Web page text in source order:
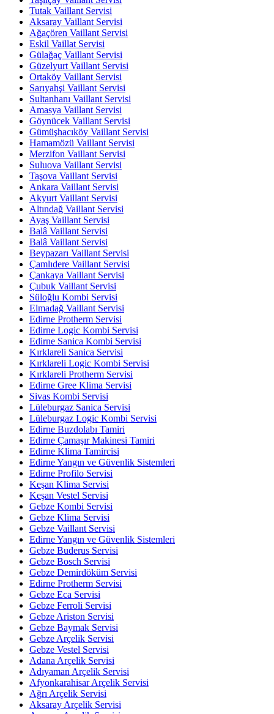
Tutak Vaillant Servisi
Aksaray Vaillant Servisi
Ağaçören Vaillant Servisi
Eskil Vaillat Servisi
Gülağaç Vaillant Servisi
Güzelyurt Vaillant Servisi
Ortaköy Vaillant Servisi
Sarıyahşi Vaillant Servisi
Sultanhanı Vaillant Servisi
Amasya Vaillant Servisi
Göynücek Vaillant Servisi
Gümüşhacıköy Vaillant Servisi
Hamamözü Vaillant Servisi
Merzifon Vaillant Servisi
Suluova Vaillant Servisi
Taşova Vaillant Servisi
Ankara Vaillant Servisi
Akyurt Vaillant Servisi
Altındağ Vaillant Servisi
Ayaş Vaillant Servisi
Balâ Vaillant Servisi
Balâ Vaillant Servisi
Beypazarı Vaillant Servisi
Çamlıdere Vaillant Servisi
Çankaya Vaillant Servisi
Çubuk Vaillant Servisi
Süloğlu Kombi Servisi
Elmadağ Vaillant Servisi
Edirne Protherm Servisi
Edirne Logic Kombi Servisi
Edirne Sanica Kombi Servisi
Kırklareli Sanica Servisi
Kırklareli Logic Kombi Servisi
Kırklareli Protherm Servisi
Edirne Gree Klima Servisi
Sivas Kombi Servisi
Lüleburgaz Sanica Servisi
Lüleburgaz Logic Kombi Servisi
Edirne Buzdolabı Tamiri
Edirne Çamaşır Makinesi Tamiri
Edirne Klima Tamircisi
Edirne Yangın ve Güvenlik Sistemleri
Edirne Profilo Servisi
Keşan Klima Servisi
Keşan Vestel Servisi
Gebze Kombi Servisi
Gebze Klima Servisi
Gebze Vaillant Servisi
Edirne Yangın ve Güvenlik Sistemleri
Gebze Buderus Servisi
Gebze Bosch Servisi
Gebze Demirdöküm Servisi
Edirne Protherm Servisi
Gebze Eca Servisi
Gebze Ferroli Servisi
Gebze Ariston Servisi
Gebze Baymak Servisi
Gebze Arçelik Servisi
Gebze Vestel Servisi
Adana Arçelik Servisi
Adıyaman Arçelik Servisi
Afyonkarahisar Arçelik Servisi
Ağrı Arçelik Servisi
Aksaray Arçelik Servisi